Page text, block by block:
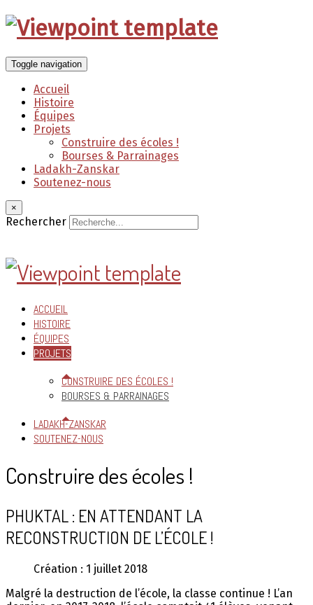
Toggle navigation
Accueil
Histoire
Équipes
Projets
Construire des écoles !
Bourses & Parrainages
Ladakh-Zanskar
Soutenez-nous
×
Rechercher
ACCUEIL
HISTOIRE
ÉQUIPES
PROJETS
CONSTRUIRE DES ÉCOLES !
BOURSES & PARRAINAGES
LADAKH-ZANSKAR
SOUTENEZ-NOUS
Construire des écoles !
PHUKTAL : EN ATTENDANT LA
RECONSTRUCTION DE L’ÉCOLE !
Création : 1 juillet 2018
Malgré la destruction de l’école, la classe continue ! L’an